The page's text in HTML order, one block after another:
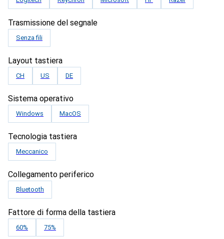
Trasmissione del segnale
Senza fili
Layout tastiera
CH US DE
Sistema operativo
Windows MacOS
Tecnologia tastiera
Meccanico
Collegamento periferico
Bluetooth
Fattore di forma della tastiera
60% 75%